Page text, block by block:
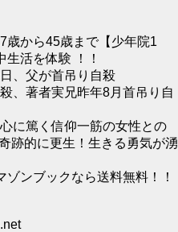
歳から45歳まで【少年院1
活を体験 ！！
、父が首吊り自殺
、著者実兄昨年8月首吊り自
に篤く信仰一筋の女性との
跡的に更生！生きる勇気が湧
ンブックなら送料無料！！